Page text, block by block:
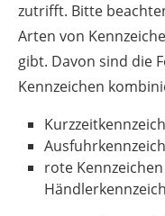
zutrifft. Bitte
Arten von
gibt. Davon sind die
Kennzeichen
rote